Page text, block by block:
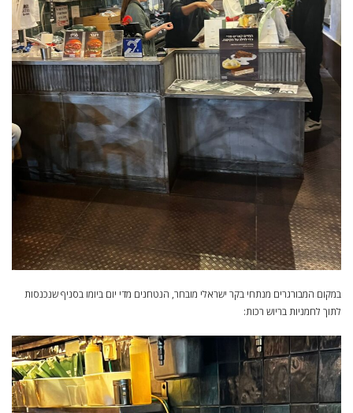
במקום המבורגרים מנתחי בקר ישראלי מובחר, הנטחנים מדי יום ביומו בסניף שנכנסות
לתוך לחמניות בריוש רכות: